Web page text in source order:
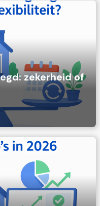
zekerheid of